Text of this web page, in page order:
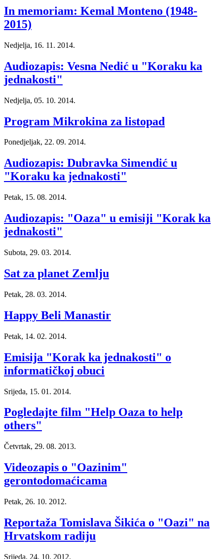
In memoriam: Kemal Monteno (1948-
2015)
Nedjelja, 16. 11. 2014.
Audiozapis: Vesna Nedić u "Koraku ka
jednakosti"
Nedjelja, 05. 10. 2014.
Program Mikrokina za listopad
Ponedjeljak, 22. 09. 2014.
Audiozapis: Dubravka Simendić u
"Koraku ka jednakosti"
Petak, 15. 08. 2014.
Audiozapis: "Oaza" u emisiji "Korak ka
jednakosti"
Subota, 29. 03. 2014.
Sat za planet Zemlju
Petak, 28. 03. 2014.
Happy Beli Manastir
Petak, 14. 02. 2014.
Emisija "Korak ka jednakosti" o
informatičkoj obuci
Srijeda, 15. 01. 2014.
Pogledajte film "Help Oaza to help
others"
Četvrtak, 29. 08. 2013.
Videozapis o "Oazinim"
gerontodomaćicama
Petak, 26. 10. 2012.
Reportaža Tomislava Šikića o "Oazi" na
Hrvatskom radiju
Srijeda, 24. 10. 2012.